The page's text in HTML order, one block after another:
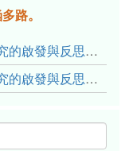
路。
看見社會： STS 觀點對設計史／研究的啟發與反思（下）
看見社會： STS 觀點對設計史／研究的啟發與反思（上）